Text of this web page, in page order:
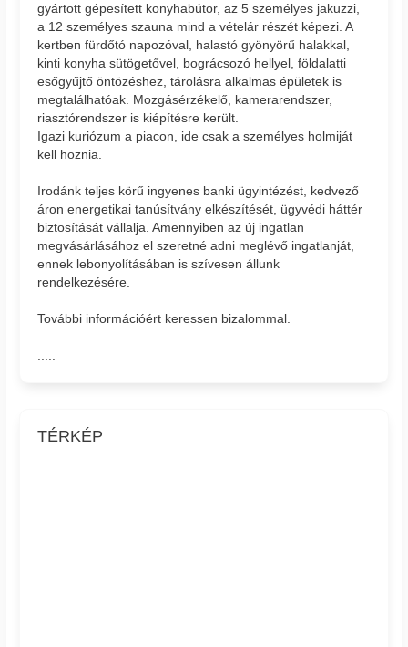
gyártott gépesített konyhabútor, az 5 személyes jakuzzi,
a 12 személyes szauna mind a vételár részét képezi. A
kertben fürdőtó napozóval, halastó gyönyörű halakkal,
kinti konyha sütögetővel, bográcsozó hellyel, földalatti
esőgyűjtő öntözéshez, tárolásra alkalmas épületek is
megtalálhatóak. Mozgásérzékelő, kamerarendszer,
riasztórendszer is kiépítésre került.
Igazi kuriózum a piacon, ide csak a személyes holmiját
kell hoznia.
Irodánk teljes körű ingyenes banki ügyintézést, kedvező
áron energetikai tanúsítvány elkészítését, ügyvédi háttér
biztosítását vállalja. Amennyiben az új ingatlan
megvásárlásához el szeretné adni meglévő ingatlanját,
ennek lebonyolításában is szívesen állunk
rendelkezésére.
További információért keressen bizalommal.
.....
TÉRKÉP